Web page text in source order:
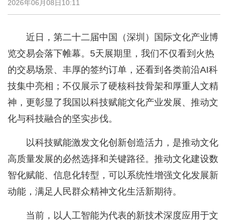
2026年06月08日10:11
近日，第二十二届中国（深圳）国际文化产业博
览交易会落下帷幕。5天展期里，我们不仅看到火热
的交易场景、丰厚的签约订单，还看到各类前沿AI科
技集中亮相；不仅展示了硬核科技骨架和厚重人文精
神，更彰显了我国以科技赋能文化产业发展、推动文
化与科技融合的坚实步伐。
以科技赋能激发文化创新创造活力，是推动文化
高质量发展的必然选择和关键路径。推动文化建设数
智化赋能、信息化转型，可以系统性增强文化发展新
动能，满足人民群众精神文化生活新期待。
当前，以人工智能为代表的新技术深度应用于文